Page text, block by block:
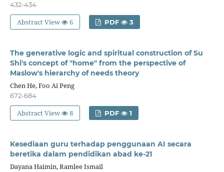
432-434
Abstract View 6 PDF 3
The generative logic and spiritual construction of Su
Shi's concept of "home" from the perspective of
Maslow's hierarchy of needs theory
Chen He, Foo Ai Peng
672-684
Abstract View 8 PDF 1
Kesediaan guru terhadap penggunaan AI secara
beretika dalam pendidikan abad ke-21
Dayana Haimin, Ramlee Ismail